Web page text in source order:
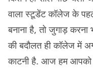
वाला स्टूडेंट कॉलेज के
बनाना है, तो जुगाड़ करना
की बदौलत ही कॉलेज में
काटनी है. आज हम आपको